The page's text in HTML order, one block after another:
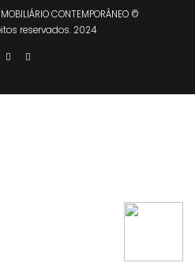
CONTEMPORÂNEO ©
reservados. 2024